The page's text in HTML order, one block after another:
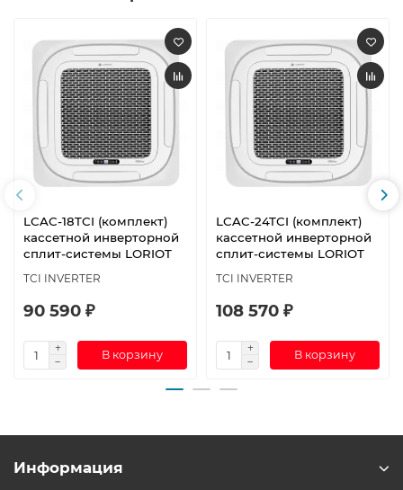
LCAC-18TCI (комплект)
кассетной инверторной
сплит-системы LORIOT
TCI INVERTER
90 590 ₽
В корзину
LCAC-24TСI (комплект)
кассетной инверторной
сплит-системы LORIOT
TCI INVERTER
108 570 ₽
В корзину
Информация